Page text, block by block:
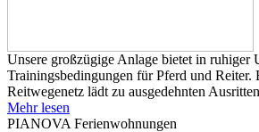
Unsere großzügige Anlage bietet in ruhiger
Trainingsbedingungen für Pferd und Reiter.
Reitwegenetz lädt zu ausgedehnten
Mehr lesen
PIANOVA Ferienwohnungen